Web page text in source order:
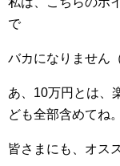
で
バカになりません
あ、10万円とは、
ども全部含めてね。
皆さまにも、オス